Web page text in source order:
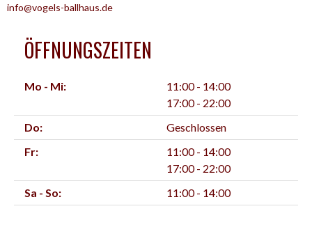
info@vogels-ballhaus.de
ÖFFNUNGSZEITEN
Mo - Mi:
11:00 - 14:00
17:00 - 22:00
Do:
Geschlossen
Fr:
11:00 - 14:00
17:00 - 22:00
Sa - So:
11:00 - 14:00